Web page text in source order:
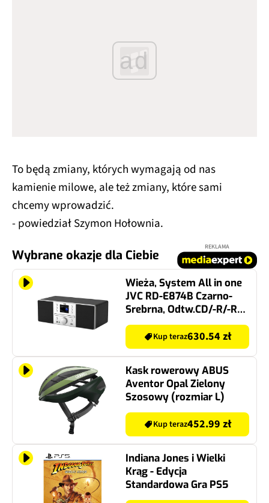
ad
To będą zmiany, których wymagają od nas
kamienie milowe, ale też zmiany, które sami
chcemy wprowadzić.
- powiedział Szymon Hołownia.
Wybrane okazje dla Ciebie
REKLAMA
Wieża, System All in one
JVC RD-E874B Czarno-
Srebrna, Odtw.CD/-R/-RW,
Wi-Fi, BT, Radio
internetowe, Tuner
FM/DAB+
Kup teraz630.54 zł
Kask rowerowy ABUS
Aventor Opal Zielony
Szosowy (rozmiar L)
Kup teraz452.99 zł
Indiana Jones i Wielki
Krąg - Edycja
Standardowa Gra PS5